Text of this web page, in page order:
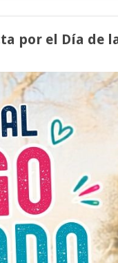
por el Día de